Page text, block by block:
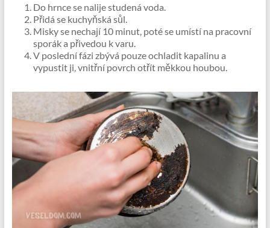
Do hrnce se nalije studená voda.
Přidá se kuchyňská sůl.
Misky se nechají 10 minut, poté se umístí na pracovní
sporák a přivedou k varu.
V poslední fázi zbývá pouze ochladit kapalinu a
vypustit ji, vnitřní povrch otřít měkkou houbou.